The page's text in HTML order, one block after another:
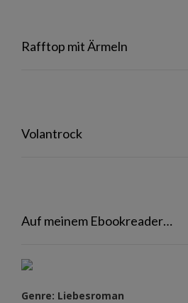
Rafftop mit Ärmeln
Volantrock
Auf meinem Ebookreader…
Genre: Liebesroman